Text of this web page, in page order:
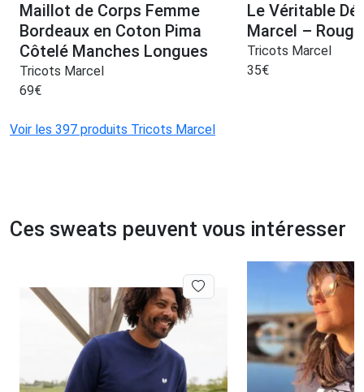
Maillot de Corps Femme
Bordeaux en Coton Pima
Côtelé Manches Longues
Tricots Marcel
69€
Le Véritable
Marcel – Rouge
Tricots Marcel
35€
Voir les 397 produits Tricots Marcel
Ces sweats peuvent vous intéresser